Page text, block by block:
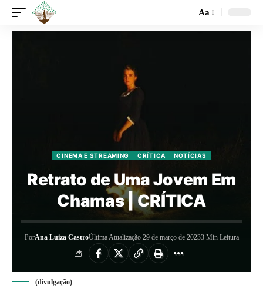
Aa
CINEMA E STREAMING CRÍTICA NOTÍCIAS
Retrato de Uma Jovem Em
Chamas | CRÍTICA
PorAna Luiza CastroÚltima Atualização 29 de março de 20233 Min Leitura
(divulgação)